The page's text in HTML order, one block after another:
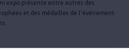
expo présente entre autres des
et des médailles de l'événement